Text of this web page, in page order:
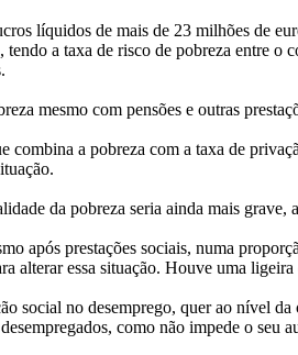
líquidos de mais de 23 milhões de
a taxa de risco de pobreza entre
mesmo com pensões e outras
a pobreza com a taxa de
da pobreza seria ainda mais
após prestações sociais, numa
alterar essa situação. Houve uma
social no desemprego, quer ao nível
como não impede o seu